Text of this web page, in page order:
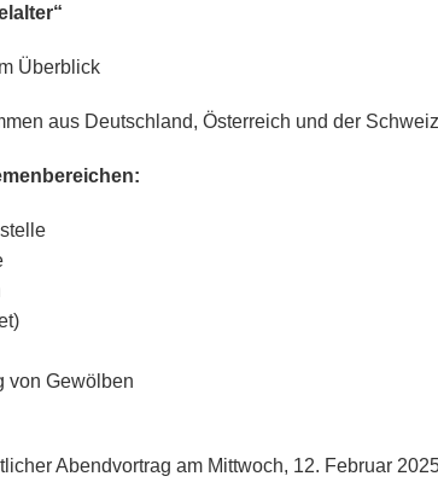
Überblick
aus Deutschland, Österreich und der
von Gewölben
Abendvortrag am Mittwoch, 12. Februar